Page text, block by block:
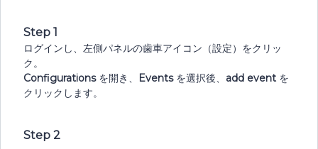
Step 1
ログインし、左側パネルの歯車アイコン（設定）をクリッ
ク。
Configurationsを開き、 Eventsを選択後、 add event を
クリックします。
Step 2